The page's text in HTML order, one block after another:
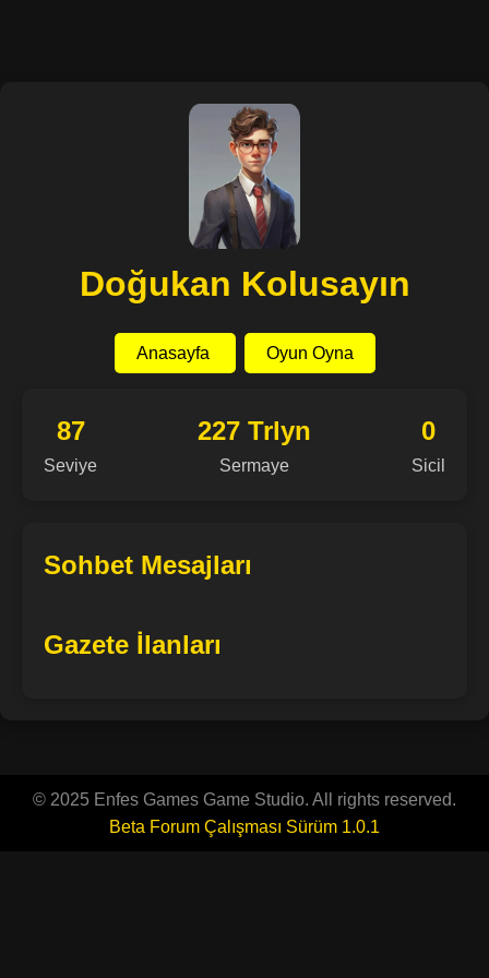
Doğukan Kolusayın
Anasayfa Oyun Oyna
87
Seviye
227 Trlyn
Sermaye
0
Sicil
Sohbet Mesajları
Gazete İlanları
© 2025 Enfes Games Game Studio. All rights reserved.
Beta Forum Çalışması Sürüm 1.0.1